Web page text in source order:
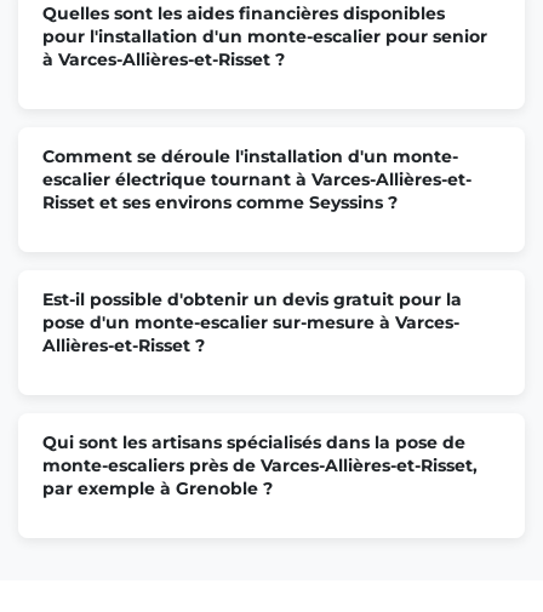
Quelles sont les aides financières disponibles
pour l'installation d'un monte-escalier pour senior
à Varces-Allières-et-Risset ?
Comment se déroule l'installation d'un monte-
escalier électrique tournant à Varces-Allières-et-
Risset et ses environs comme Seyssins ?
Est-il possible d'obtenir un devis gratuit pour la
pose d'un monte-escalier sur-mesure à Varces-
Allières-et-Risset ?
Qui sont les artisans spécialisés dans la pose de
monte-escaliers près de Varces-Allières-et-Risset,
par exemple à Grenoble ?